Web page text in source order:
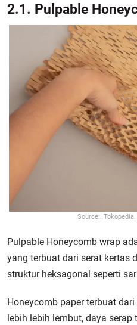
2.1. Pulpable
Source:.
Pulpable Honeycomb wrap
yang terbuat dari serat kertas
struktur heksagonal seperti
Honeycomb paper terbuat
lebih lebih lembut, daya